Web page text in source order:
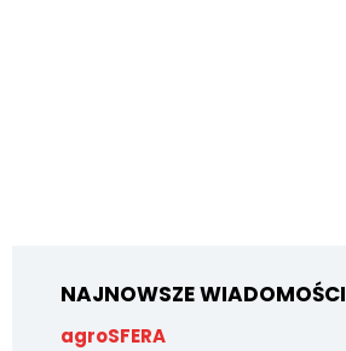
NAJNOWSZE WIADOMOŚCI
agroSFERA